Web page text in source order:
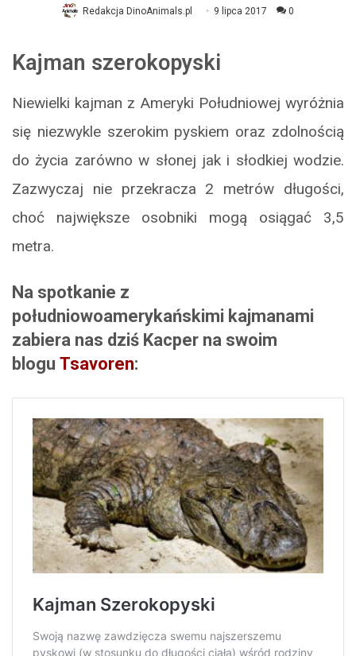
Redakcja DinoAnimals.pl 9 lipca 2017 0
Kajman szerokopyski
Niewielki kajman z Ameryki Południowej wyróżnia
się niezwykle szerokim pyskiem oraz zdolnością
do życia zarówno w słonej jak i słodkiej wodzie.
Zazwyczaj nie przekracza 2 metrów długości,
choć największe osobniki mogą osiągać 3,5
metra.
Na spotkanie z
południowoamerykańskimi kajmanami
zabiera nas dziś Kacper na swoim
blogu Tsavoren: